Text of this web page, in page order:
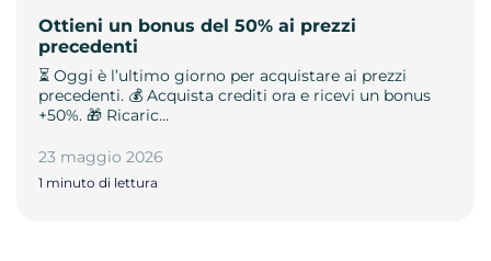
Ottieni un bonus del 50% ai prezzi
precedenti
⏳ Oggi è l’ultimo giorno per acquistare ai prezzi
precedenti. 💰 Acquista crediti ora e ricevi un bonus
+50%. 🎁 Ricaric…
23 maggio 2026
1 minuto di lettura